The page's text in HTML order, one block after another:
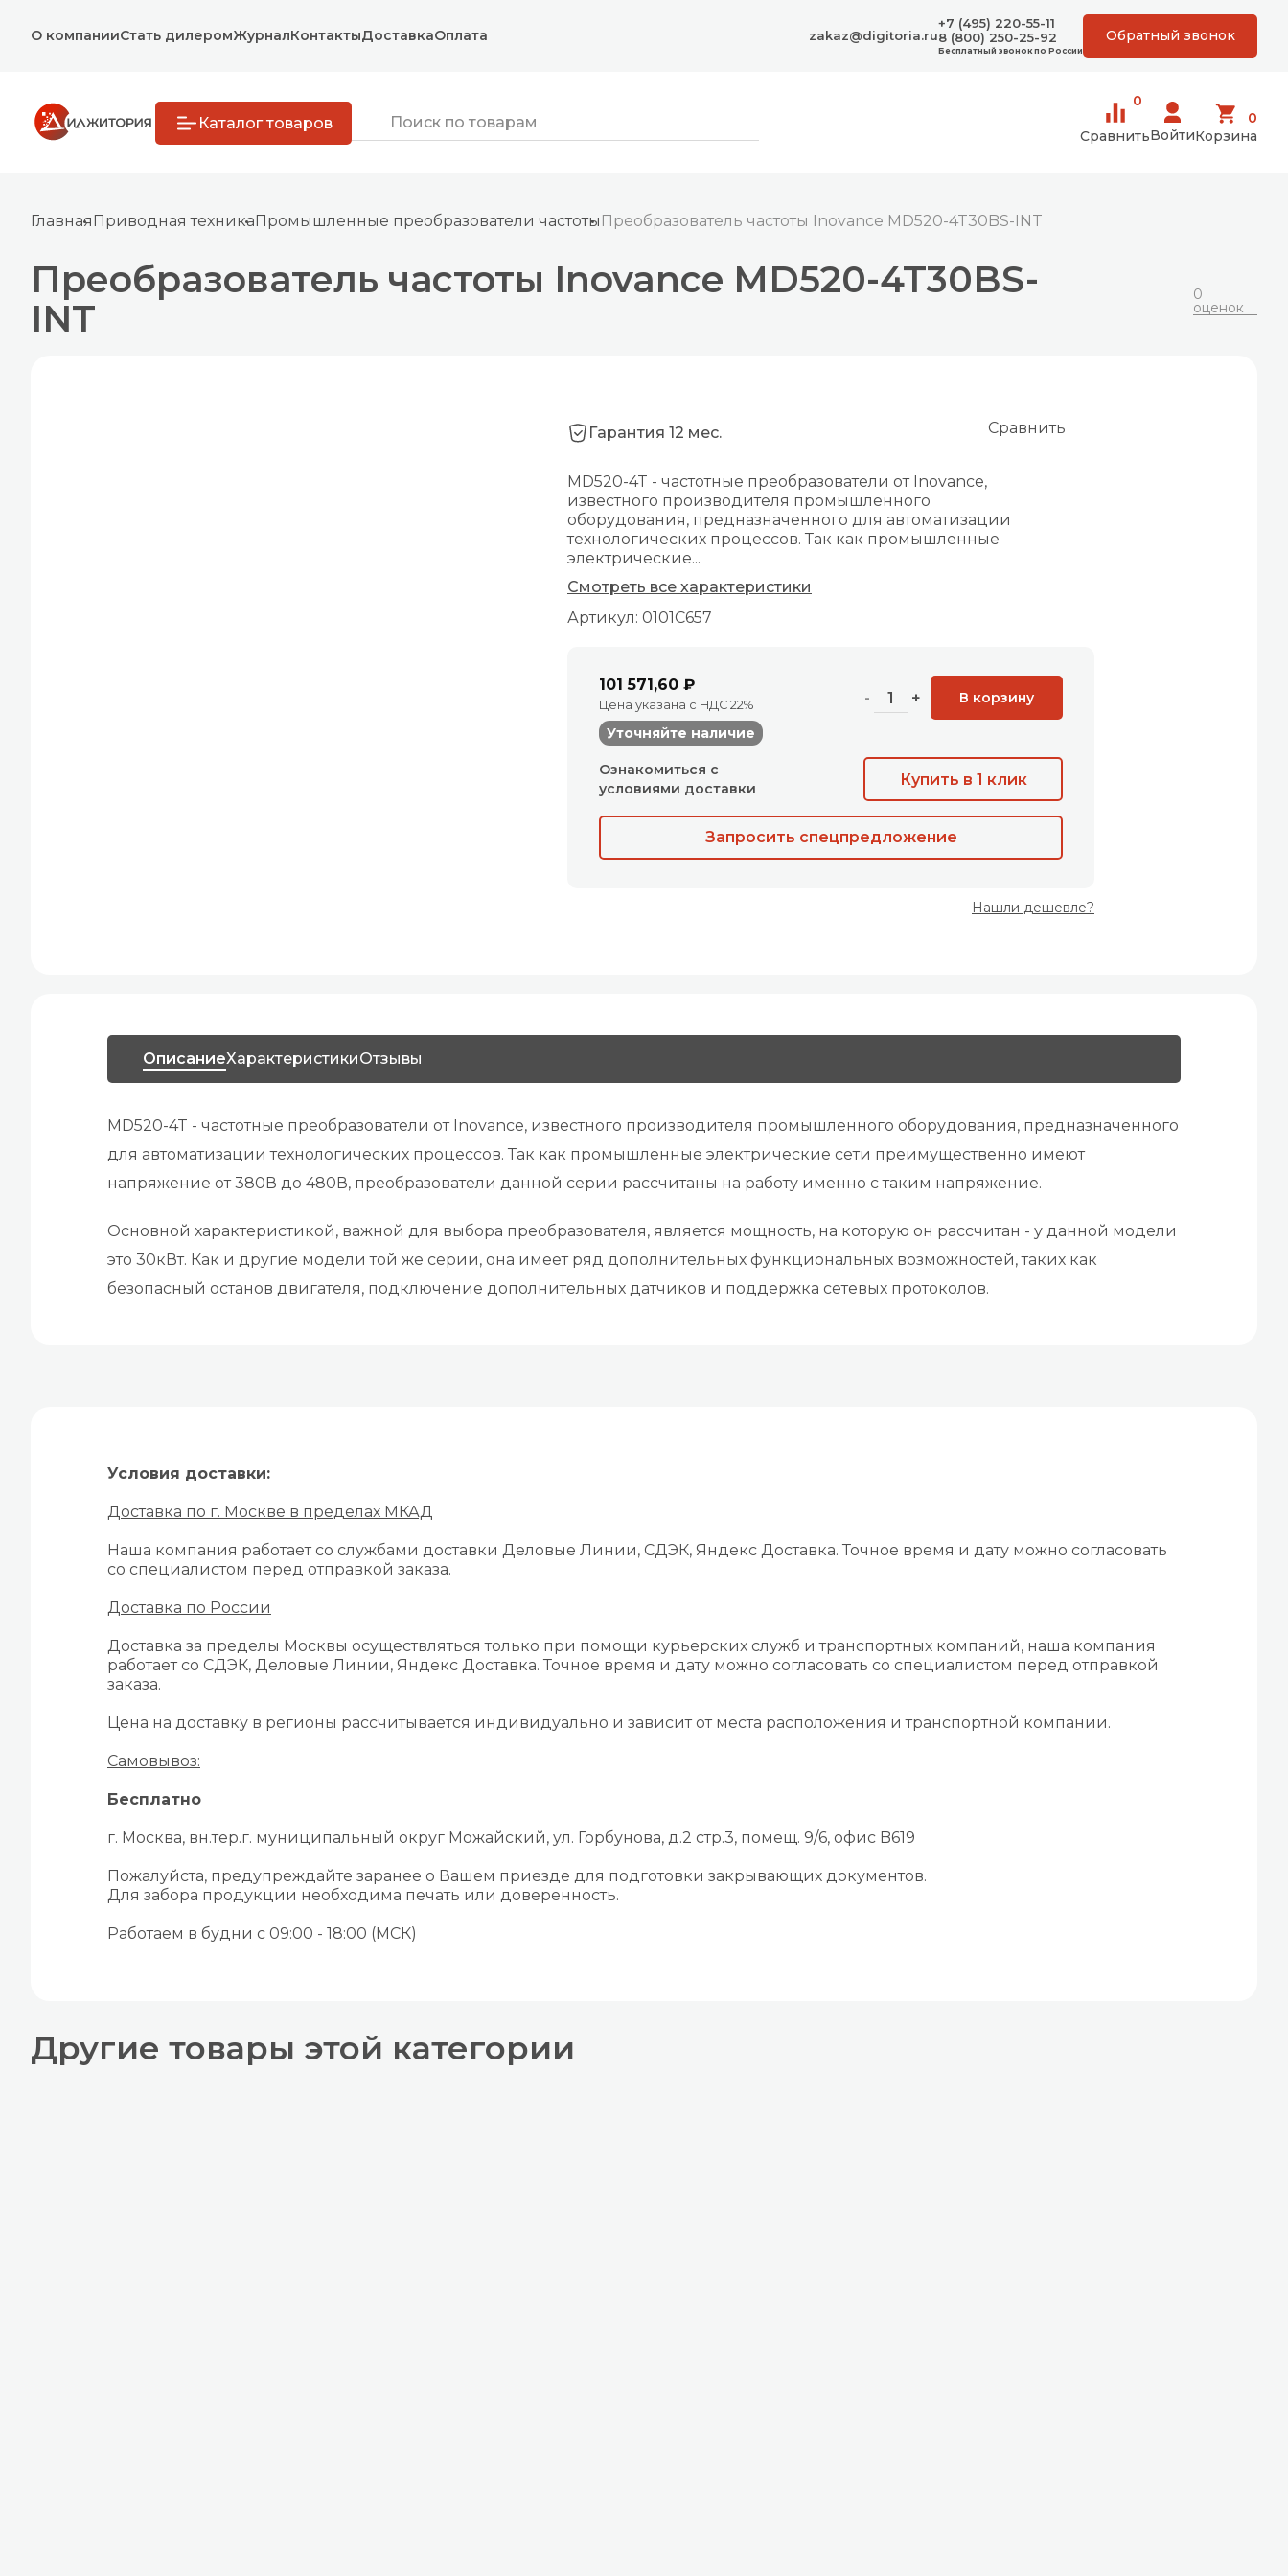
О компанииСтать дилеромЖурналКонтактыДоставкаОплата zakaz@digitoria.ru
+7 (495) 220-55-11
8 (800) 250-25-92
Бесплатный звонок по России
Обратный звонок
Каталог товаров
0
СравнитьВойти
0
Корзина
ГлавнаяПриводная техникаПромышленные преобразователи частоты Преобразователь частоты Inovance MD520-4T30BS-INT
Преобразователь частоты Inovance MD520-4T30BS-
INT
0
оценок
Артикул: 0101C657
Сравнить
Гарантия 12 мес.
MD520-4T - частотные преобразователи от Inovance,
известного производителя промышленного
оборудования, предназначенного для автоматизации
технологических процессов. Так как промышленные
электрические...
Смотреть все характеристики
101 571,60 ₽
Цена указана с НДС 22%
Уточняйте наличие
- +
Ознакомиться с
условиями доставки
Купить в 1 клик
В корзину
Запросить спецпредложение
Нашли дешевле?
ОписаниеХарактеристикиОтзывы
MD520-4T - частотные преобразователи от Inovance, известного производителя промышленного оборудования, предназначенного
для автоматизации технологических процессов. Так как промышленные электрические сети преимущественно имеют
напряжение от 380В до 480В, преобразователи данной серии рассчитаны на работу именно с таким напряжение.
Основной характеристикой, важной для выбора преобразователя, является мощность, на которую он рассчитан - у данной модели
это 30кВт. Как и другие модели той же серии, она имеет ряд дополнительных функциональных возможностей, таких как
безопасный останов двигателя, подключение дополнительных датчиков и поддержка сетевых протоколов.
Условия доставки:
Доставка по г. Москве в пределах МКАД
Наша компания работает со службами доставки Деловые Линии, СДЭК, Яндекс Доставка. Точное время и дату можно согласовать
со специалистом перед отправкой заказа.
Доставка по России
Доставка за пределы Москвы осуществляться только при помощи курьерских служб и транспортных компаний, наша компания
работает со СДЭК, Деловые Линии, Яндекс Доставка. Точное время и дату можно согласовать со специалистом перед отправкой
заказа.
Цена на доставку в регионы рассчитывается индивидуально и зависит от места расположения и транспортной компании.
Самовывоз:
Бесплатно
г. Москва, вн.тер.г. муниципальный округ Можайский, ул. Горбунова, д.2 стр.3, помещ. 9/6, офис B619
Пожалуйста, предупреждайте заранее о Вашем приезде для подготовки закрывающих документов.
Для забора продукции необходима печать или доверенность.
Работаем в будни с 09:00 - 18:00 (МСК)
Другие товары этой категории